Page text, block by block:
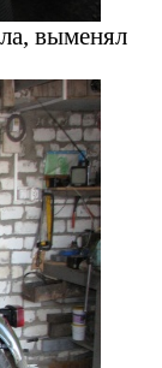
выменял